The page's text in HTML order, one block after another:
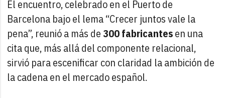
El encuentro, celebrado en el Puerto de
Barcelona bajo el lema “Crecer juntos vale la
pena”, reunió a más de300 fabricantesen una
cita que, más allá del componente relacional,
sirvió para escenificar con claridad la ambición de
la cadena en el mercado español.